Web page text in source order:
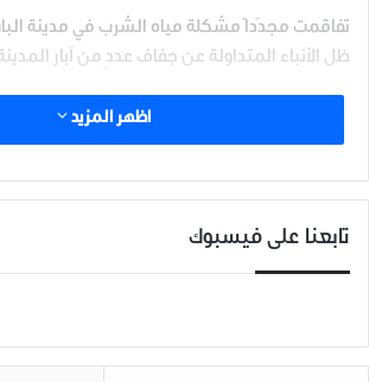
تفاقمت مجدّداً مشكلة مياه الشرب في مدينة
ظل الأنباء المتداولة عن جفاف عددٍ من آبار
طابور من الصهاريج ينتظرون لأربعة ساعات كأقل
القليل من المياه بعد قطع قرابة عشرين كيلو
الباب.!!
يحتاج المدني للسعي لسبع ساعات لتعبئة الخزان
نهائيا تسحب من آبار ملوثة وبعد الساعة الثانية
اظهر المزيد
تابعنا على فيسبوك